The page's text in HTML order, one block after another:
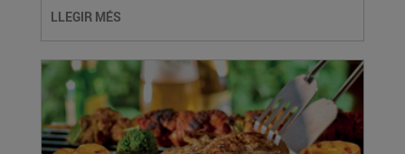
LLEGIR MÉS